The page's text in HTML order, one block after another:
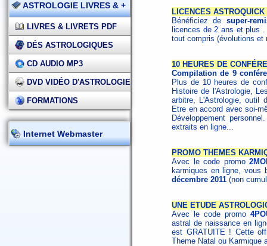
ASTROLOGIE LIVRES & +
LIVRES & LIVRETS PDF
DÉS ASTROLOGIQUES
CD AUDIO MP3
DVD VIDÉO D'ASTROLOGIE
FORMATIONS
Internet Webmaster
LICENCES
Bénéficiez de super-
licences de 2 ans et plus
tout compris (évolutions et
10 HEURES DE
Compilation de 9
Plus de 10 heures de
Histoire de l'Astrologie,
arbitre, L'Astrologie, outil
Etre en accord avec soi-
Développement
extraits en ligne...
PROMO THEMES
Avec le code promo
karmiques en ligne, vous
décembre 2011 (non
UNE ETUDE
Avec le code promo
astral de naissance en
est GRATUITE ! Cette
Theme Natal ou Karmique